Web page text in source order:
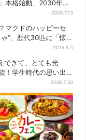
本格始動、2030年ま
2026.7.13
マクドのハッピーセ
”、歴代30匹に「懐
2026.8.5
できて、とても光
！学生時代の思い出
2026.7.30